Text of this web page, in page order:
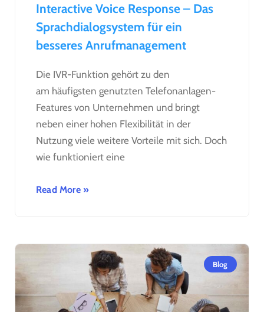
Interactive Voice Response – Das
Sprachdialogsystem für ein
besseres Anrufmanagement
Die IVR-Funktion gehört zu den
am häufigsten genutzten Telefonanlagen-
Features von Unternehmen und bringt
neben einer hohen Flexibilität in der
Nutzung viele weitere Vorteile mit sich. Doch
wie funktioniert eine
Read More »
Blog